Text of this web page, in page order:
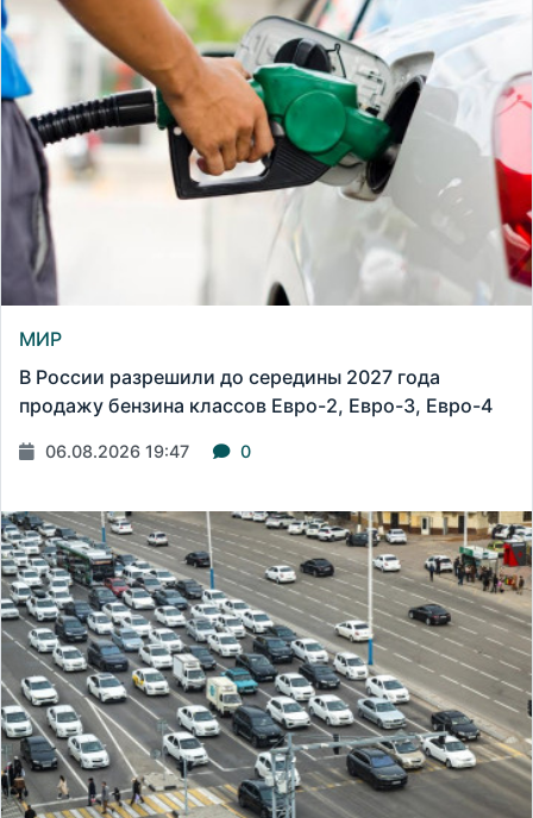
МИР
В России разрешили до середины 2027 года
продажу бензина классов Евро-2, Евро-3, Евро-4
06.08.2026 19:47 0